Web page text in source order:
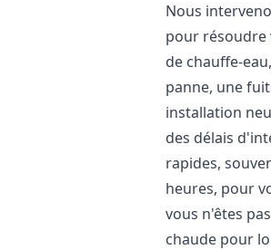
Nous
pour résoudre
de chauffe-
panne, une
installation
des délais
rapides,
heures, pour
vous n'êtes
chaude pour